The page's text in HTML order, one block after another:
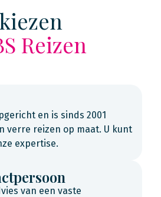
Reizen
en is sinds 2001
verre reizen op maat. U kunt
expertise.
van een vaste